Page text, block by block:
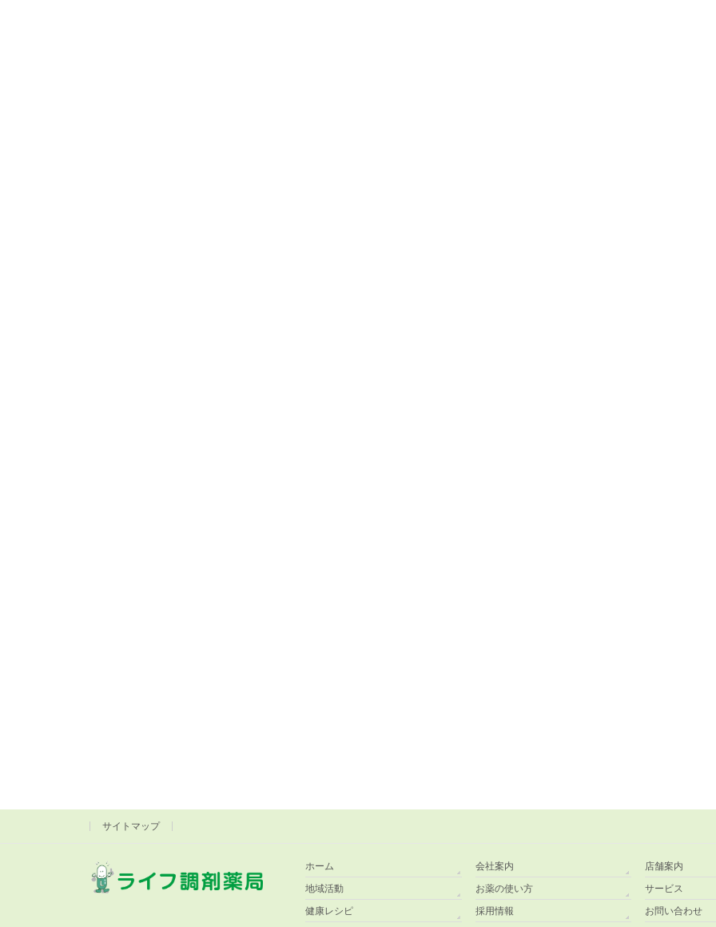
サイトマップ
ホーム 会社案内
店舗案内
地域活動
お薬の使い方
サービス
健康レシピ
採用情報 お問い合わせ